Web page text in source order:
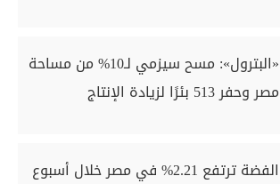
«البترول»: مسح سيزمي لـ10% من مساحة
مصر وحفر 513 بئرًا لزيادة الإنتاج
الفضة ترتفع 2.21% في مصر خلال أسبوع